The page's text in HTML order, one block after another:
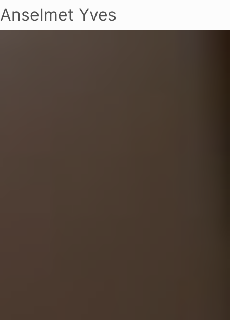
Anselmet Yves